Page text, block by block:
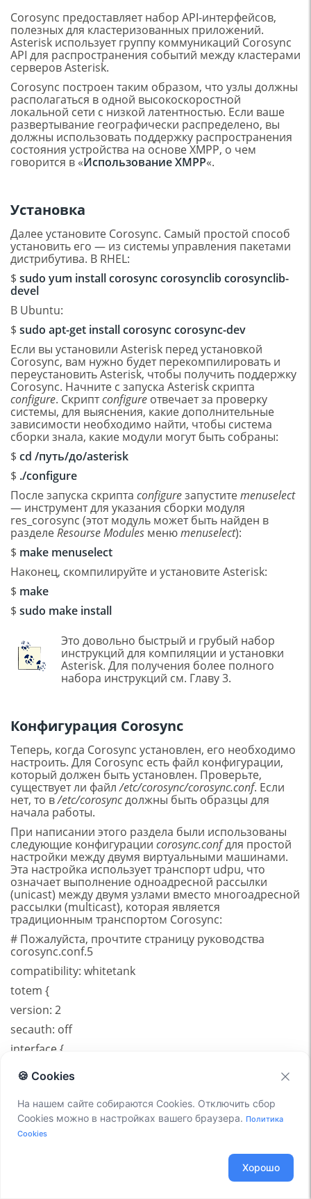
Corosync предоставляет набор API-интерфейсов,
полезных для кластеризованных приложений.
Asterisk использует группу коммуникаций Corosync
API для распространения событий между кластерами
серверов Asterisk.
Corosync построен таким образом, что узлы должны
располагаться в одной высокоскоростной
локальной сети с низкой латентностью. Если ваше
развертывание географически распределено, вы
должны использовать поддержку распространения
состояния устройства на основе XMPP, о чем
говорится в «Использование XMPP«.
Установка
Далее установите Corosync. Самый простой способ
установить его — из системы управления пакетами
дистрибутива. В RHEL:
$ sudo yum install corosync corosynclib corosynclib-
devel
В Ubuntu:
$ sudo apt-get install corosync corosync-dev
Если вы установили Asterisk перед установкой
Corosync, вам нужно будет перекомпилировать и
переустановить Asterisk, чтобы получить поддержку
Corosync. Начните с запуска Asterisk скрипта
configure. Скриптconfigure отвечает за проверку
системы, для выяснения, какие дополнительные
зависимости необходимо найти, чтобы система
сборки знала, какие модули могут быть собраны:
$ cd /путь/до/asterisk
$ ./configure
После запуска скрипта configureзапуститеmenuselect
— инструмент для указания сборки модуля
res_corosync (этот модуль может быть найден в
разделеResourse Modules менюmenuselect):
$ make menuselect
Наконец, скомпилируйте и установите Asterisk:
$ make
$ sudo make install
Это довольно быстрый и грубый набор
инструкций для компиляции и установки
Asterisk. Для получения более полного
набора инструкций см. Главу 3.
Конфигурация Corosync
Теперь, когда Corosync установлен, его необходимо
настроить. Для Corosync есть файл конфигурации,
который должен быть установлен. Проверьте,
существует ли файл/etc/corosync/corosync.conf. Если
нет, то в/etc/corosyncдолжны быть образцы для
начала работы.
При написании этого раздела были использованы
следующие конфигурации corosync.confдля простой
настройки между двумя виртуальными машинами.
Эта настройка использует транспорт udpu, что
означает выполнение одноадресной рассылки
(unicast) между двумя узлами вместо многоадресной
рассылки (multicast), которая является
традиционным транспортом Corosync:
# Пожалуйста, прочтите страницу руководства
corosync.conf.5
compatibility: whitetank
totem {
version: 2
secauth: off
interface {
member {
member {
🍪 Cookies
На нашем сайте собираются Cookies. Отключить сбор
Cookies можно в настройках вашего браузера. Политика
Cookies
Хорошо